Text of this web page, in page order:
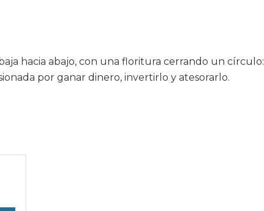
hacia abajo, con una floritura cerrando un círculo:
por ganar dinero, invertirlo y atesorarlo.